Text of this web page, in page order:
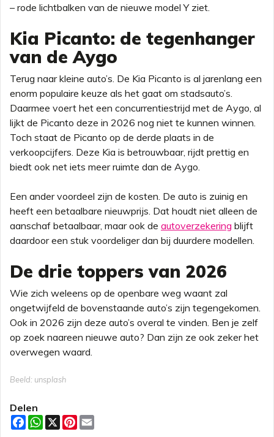
– rode lichtbalken van de nieuwe model Y ziet.
Kia Picanto: de tegenhanger
van de Aygo
Terug naar kleine auto’s. De Kia Picanto is al jarenlang een
enorm populaire keuze als het gaat om stadsauto’s.
Daarmee voert het een concurrentiestrijd met de Aygo, al
lijkt de Picanto deze in 2026 nog niet te kunnen winnen.
Toch staat de Picanto op de derde plaats in de
verkoopcijfers. Deze Kia is betrouwbaar, rijdt prettig en
biedt ook net iets meer ruimte dan de Aygo.
Een ander voordeel zijn de kosten. De auto is zuinig en
heeft een betaalbare nieuwprijs. Dat houdt niet alleen de
aanschaf betaalbaar, maar ook de autoverzekering blijft
daardoor een stuk voordeliger dan bij duurdere modellen.
De drie toppers van 2026
Wie zich weleens op de openbare weg waant zal
ongetwijfeld de bovenstaande auto’s zijn tegengekomen.
Ook in 2026 zijn deze auto’s overal te vinden. Ben je zelf
op zoek naareen nieuwe auto? Dan zijn ze ook zeker het
overwegen waard.
Beeld: unsplash
Delen
F
a
W
h
X
P